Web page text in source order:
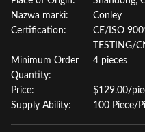
Nazwa marki:
Conley
Certification:
CE/ISO
TESTING/
Minimum Order
Quantity:
4 pieces
Price:
$129.00/
Supply Ability:
100 Piece/